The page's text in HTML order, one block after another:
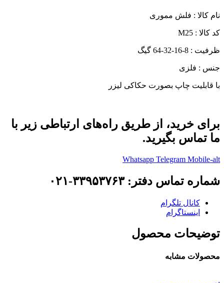
نام کالا : فلش مموری
کد کالا : M25
ظرفیت : 8-16-32-64 گیگ
جنس : فلزی
با قابلیت چاپ بصورت حکاکی لیزر
برای خرید، از طریق راه‌های ارتباطی زیر با
ما تماس بگیرید.
Whatsapp Telegram Mobile-alt
شماره تماس دفتر: ۳۳۹۵۳۷۶۳-۰۲۱
کانال تلگرام
اینستاگرام
توضیحات محصول
محصولات مشابه